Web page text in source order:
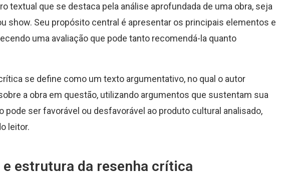
textual que se destaca pela análise aprofundada de uma obra, seja
show. Seu propósito central é apresentar os principais elementos e
uma avaliação que pode tanto recomendá-la quanto
se define como um texto argumentativo, no qual o autor
a obra em questão, utilizando argumentos que sustentam sua
pode ser favorável ou desfavorável ao produto cultural analisado,
leitor.
estrutura da resenha crítica